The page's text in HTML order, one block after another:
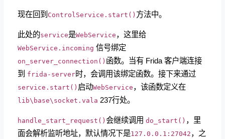
现在回到 ControlService.start() 方法中。
此处的service是WebService，这里给
WebService.incoming 信号绑定
on_server_connection() 函数。当有 Frida 客户端连接
到 frida-server时，会调用该绑定函数。接下来通过
service.start() 启动WebService，该函数定义在
lib\base\socket.vala 237行处。
handle_start_request()会继续调用 do_start() ，里
面会解析监听地址，默认情况下是127.0.0.1:27042，之